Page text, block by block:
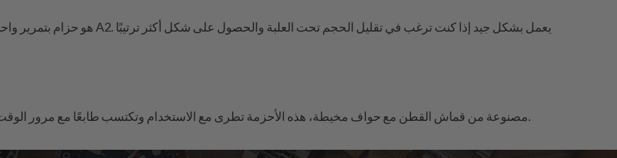
مصنوعة من قماش القطن مع حواف مخيطة، هذه الأحزمة تطرى مع الاستخدام وتكتسب طابعًا مع مرور الوقت. خيار شائع لساعات سيكو الميدانية وساعات الغوص.